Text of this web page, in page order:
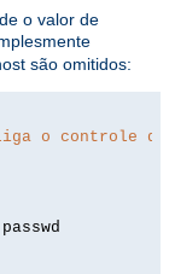
o valor de
são omitidos:
o controle de